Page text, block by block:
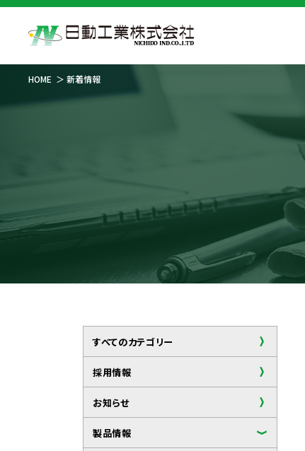
HOME 新着情報
すべてのカテゴリー
採用情報
お知らせ
製品情報